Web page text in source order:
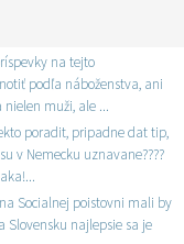
na tejto
podľa náboženstva, ani
muži, ale ...
poradit, pripadne dat tip,
v Nemecku uznavane????
Socialnej poistovni mali by
Slovensku najlepsie sa je